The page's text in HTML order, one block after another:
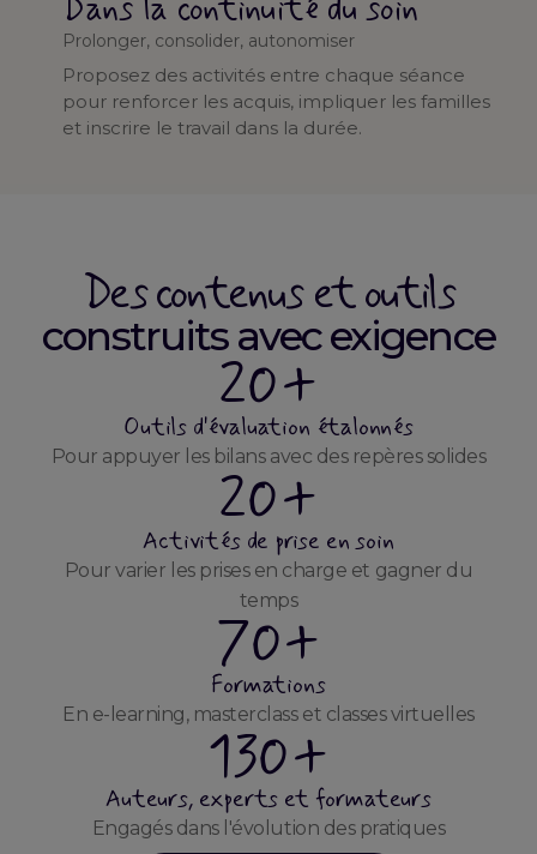
Dans la continuité du soin
Prolonger, consolider, autonomiser
Proposez des activités entre chaque séance
pour renforcer les acquis, impliquer les familles
et inscrire le travail dans la durée.
Des contenus et outils
construits avec exigence
20+
Outils d'évaluation étalonnés
Pour appuyer les bilans avec des repères solides
20+
Activités de prise en soin
Pour varier les prises en charge et gagner du
temps
70+
Formations
En e-learning, masterclass et classes virtuelles
130+
Auteurs, experts et formateurs
Engagés dans l'évolution des pratiques